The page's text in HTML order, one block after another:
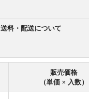
送料・配送について
販売価格
（単価 × 入数）